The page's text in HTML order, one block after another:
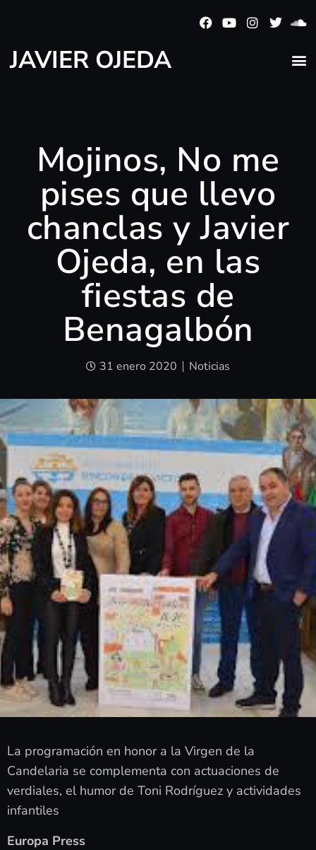
JAVIER OJEDA
Mojinos, No me
pises que llevo
chanclas y Javier
Ojeda, en las
fiestas de
Benagalbón
31 enero 2020 Noticias
La programación en honor a la Virgen de la
Candelaria se complementa con actuaciones de
verdiales, el humor de Toni Rodríguez y actividades
infantiles
Europa Press